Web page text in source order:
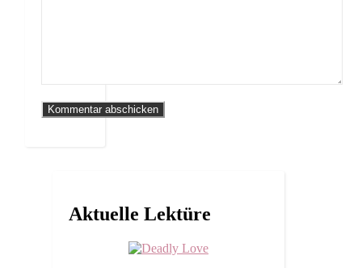
Aktuelle Lektüre